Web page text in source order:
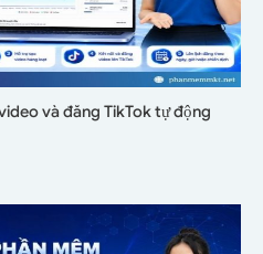
và đăng TikTok tự động